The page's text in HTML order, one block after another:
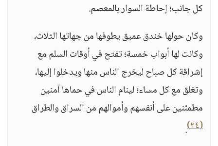
كل جانب؛ إحاطة السوار بالمعصم.
وكان حولها خندق عميق يطوفها من جهاتها الثلاث،
وكانت لها أبواب خمسة؛ تفتح في أوقات السلم مع
إشراقة كل صباح ليخرج الناس منها ويدخلوا إليها،
وتغلق مع كل مساء؛ لينام الناس في حماها آمنين
مطمئنين على أنفسهم وأموالهم من السراق والطراق
(٢٤)
.